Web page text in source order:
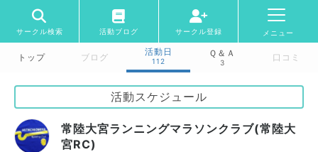
サークル検索 活動ブログ サークル登録 メニュー
トップ ブログ
活動日
112
Ｑ＆Ａ
3 口コミ
活動スケジュール
常陸大宮ランニングマラソンクラブ(常陸大
宮RC)